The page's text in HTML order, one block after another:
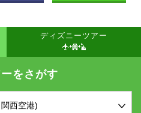
ディズニーツアー
をさがす